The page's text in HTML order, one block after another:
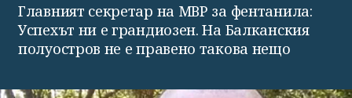
Главният секретар на МВР за фентанила:
Успехът ни е грандиозен. На Балканския
полуостров не е правено такова нещо